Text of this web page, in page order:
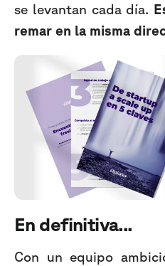
se levantan cada día.
remar en la misma
En definitiva...
Con un equipo